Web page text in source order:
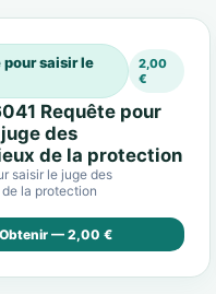
pour saisir le
2,00
€
Requête pour
des
de la protection
saisir le juge des
la protection
Obtenir — 2,00 €